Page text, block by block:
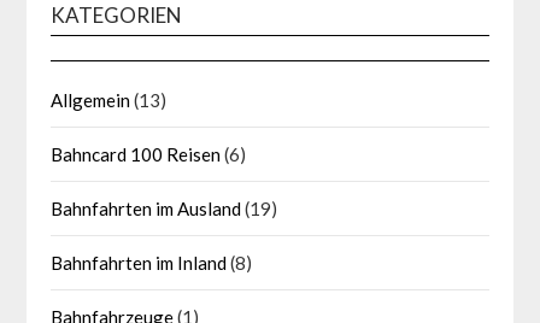
KATEGORIEN
Allgemein(13)
Bahncard 100 Reisen(6)
Bahnfahrten im Ausland(19)
Bahnfahrten im Inland(8)
Bahnfahrzeuge(1)